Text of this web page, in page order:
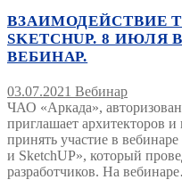
ВЗАИМОДЕЙСТВИЕ
SKETCHUP. 8 ИЮЛЯ В
ВЕБИНАР.
03.07.2021 Вебинар
ЧАО «Аркада»,
приглашает архитекторов
принять участие в
и SketchUP», который
разработчиков. На